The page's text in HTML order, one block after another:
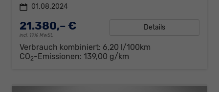
01.08.2024
21.380,– €
incl. 19% MwSt.
Details
Verbrauch kombiniert: 6,20 l/100km
CO2-Emissionen: 139,00 g/km